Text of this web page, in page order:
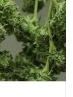
idei legalizacji